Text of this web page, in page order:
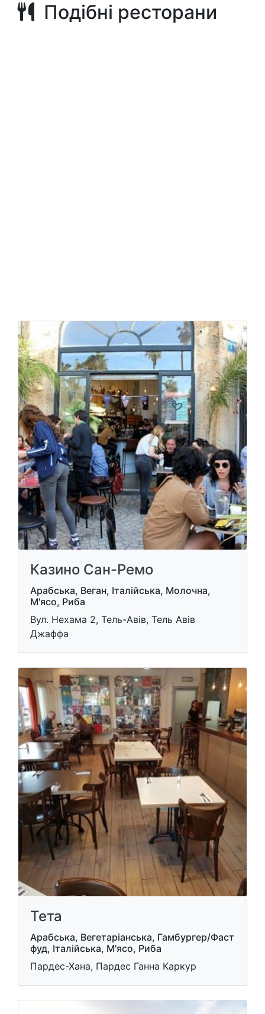
Подібні ресторани
Казино Сан-Ремо
Арабська, Веган, Італійська, Молочна,
М'ясо, Риба
Вул. Нехама 2, Тель-Авів, Тель Авів
Джаффа
Тета
Арабська, Вегетаріанська, Гамбургер/Фаст
фуд, Італійська, М'ясо, Риба
Пардес-Хана, Пардес Ганна Каркур